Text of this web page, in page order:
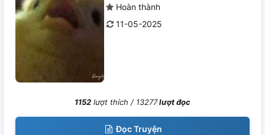
Hoàn thành
11-05-2025
1152 lượt thích / 13277lượt đọc
Đọc Truyện